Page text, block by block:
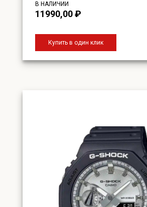
В НАЛИЧИИ
11990,00₽
Купить в один клик